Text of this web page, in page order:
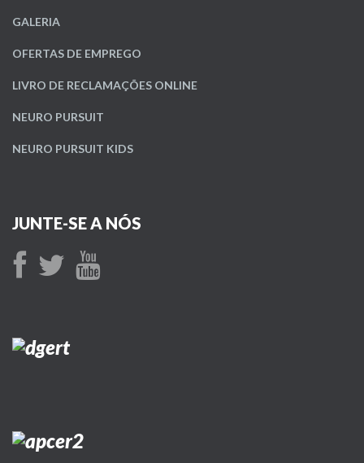
GALERIA
OFERTAS DE EMPREGO
LIVRO DE RECLAMAÇÕES ONLINE
NEURO PURSUIT
NEURO PURSUIT KIDS
JUNTE-SE A NÓS